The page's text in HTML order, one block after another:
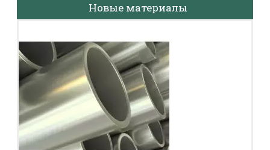
Новые материалы